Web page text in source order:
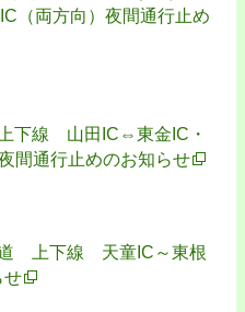
（両方向）夜間通行止め
下線 山田IC⇔東金IC・
間通行止めのお知らせ
道 上下線 天童IC～東根
せ